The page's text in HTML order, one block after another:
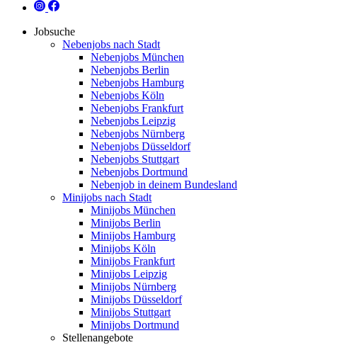
Jobsuche
Nebenjobs nach Stadt
Nebenjobs München
Nebenjobs Berlin
Nebenjobs Hamburg
Nebenjobs Köln
Nebenjobs Frankfurt
Nebenjobs Leipzig
Nebenjobs Nürnberg
Nebenjobs Düsseldorf
Nebenjobs Stuttgart
Nebenjobs Dortmund
Nebenjob in deinem Bundesland
Minijobs nach Stadt
Minijobs München
Minijobs Berlin
Minijobs Hamburg
Minijobs Köln
Minijobs Frankfurt
Minijobs Leipzig
Minijobs Nürnberg
Minijobs Düsseldorf
Minijobs Stuttgart
Minijobs Dortmund
Stellenangebote